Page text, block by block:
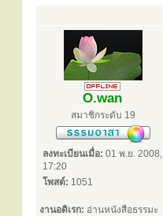
O.wan
สมาชิกระดับ 19
ลงทะเบียนเมื่อ: 01 พ.ย. 2008,
17:20
โพสต์: 1051
งานอดิเรก: อ่านหนังสือธรรมะ